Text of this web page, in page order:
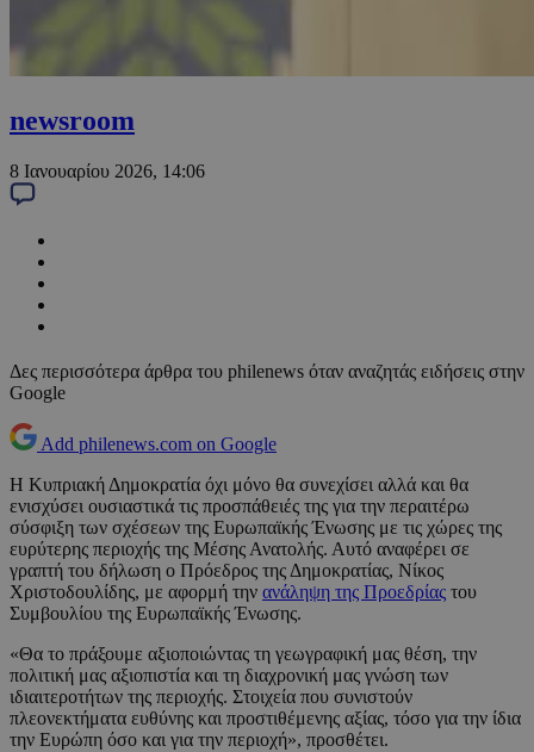
newsroom
8 Ιανουαρίου 2026, 14:06
Δες περισσότερα άρθρα του philenews όταν αναζητάς ειδήσεις στην
Google
Add philenews.com on Google
Η Κυπριακή Δημοκρατία όχι μόνο θα συνεχίσει αλλά και θα
ενισχύσει ουσιαστικά τις προσπάθειές της για την περαιτέρω
σύσφιξη των σχέσεων της Ευρωπαϊκής Ένωσης με τις χώρες της
ευρύτερης περιοχής της Μέσης Ανατολής. Αυτό αναφέρει σε
γραπτή του δήλωση ο Πρόεδρος της Δημοκρατίας, Νίκος
Χριστοδουλίδης, με αφορμή την ανάληψη της Προεδρίας του
Συμβουλίου της Ευρωπαϊκής Ένωσης.
«Θα το πράξουμε αξιοποιώντας τη γεωγραφική μας θέση, την
πολιτική μας αξιοπιστία και τη διαχρονική μας γνώση των
ιδιαιτεροτήτων της περιοχής. Στοιχεία που συνιστούν
πλεονεκτήματα ευθύνης και προστιθέμενης αξίας, τόσο για την ίδια
την Ευρώπη όσο και για την περιοχή», προσθέτει.